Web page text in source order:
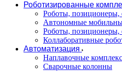
Роботизированные
Роботы, позиционеры,
Автономные
Роботы,
Коллаборативные
Автоматизация
Наплавочные
Сварочные колонны